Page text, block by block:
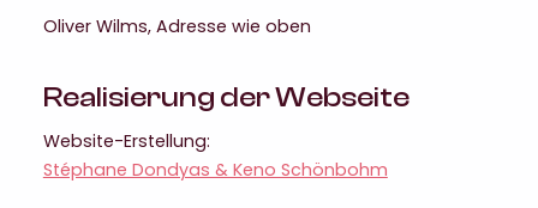
Oliver Wilms, Adresse wie oben
Realisierung der Webseite
Website-Erstellung:
Stéphane Dondyas & Keno Schönbohm